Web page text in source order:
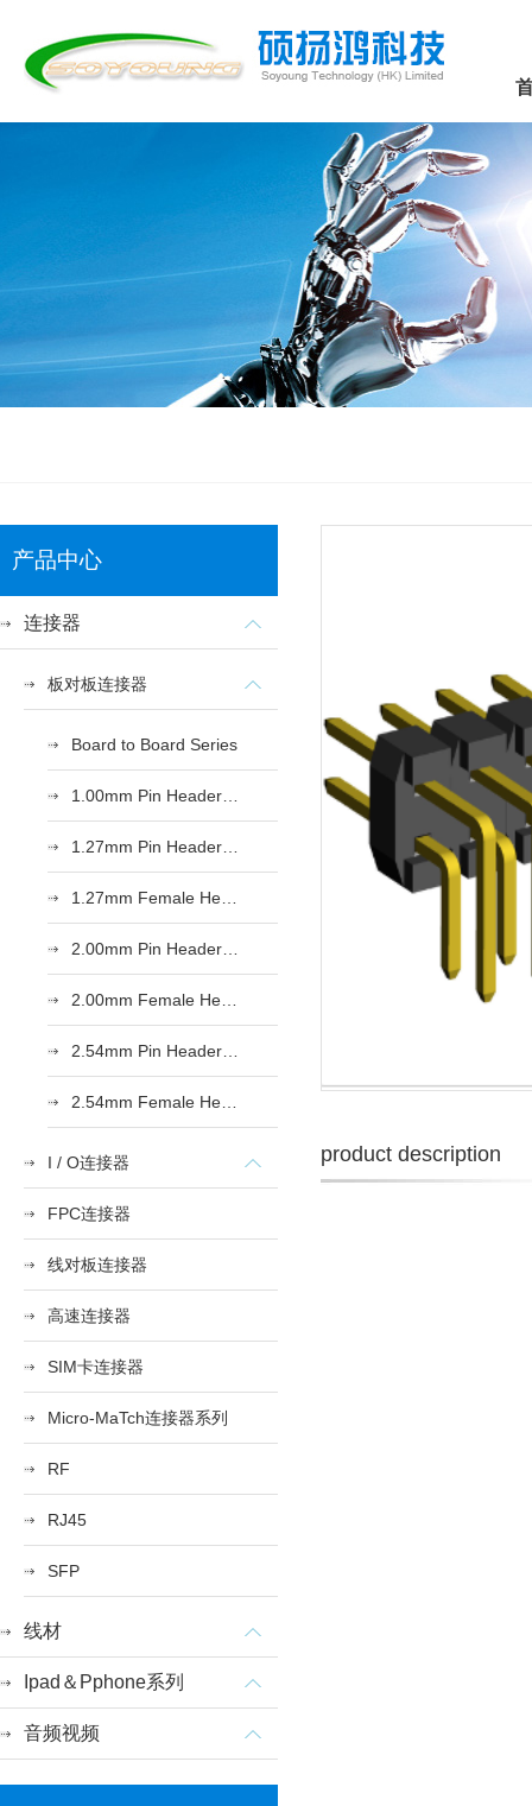
产品中心
连接器
板对板连接器
Board to Board Series
I / O连接器
FPC连接器
线对板连接器
高速连接器
SIM卡连接器
Micro-MaTch连接器系列
RF
RJ45
SFP
线材
Ipad＆Pphone系列
音频视频
product description